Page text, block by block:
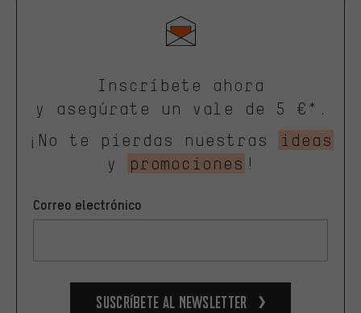
Inscríbete ahora
y asegúrate un vale de 5 €*.
¡No te pierdas nuestras
ideas
y
promociones !
Correo electrónico
Suscríbete al newsletter